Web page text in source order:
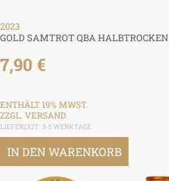
2023
GOLD SAMTROT QBA HALBTROCKEN
7,90 €
ENTHÄLT 19% MWST.
ZZGL. VERSAND
LIEFERZEIT: 3-5 WERKTAGE
IN DEN WARENKORB